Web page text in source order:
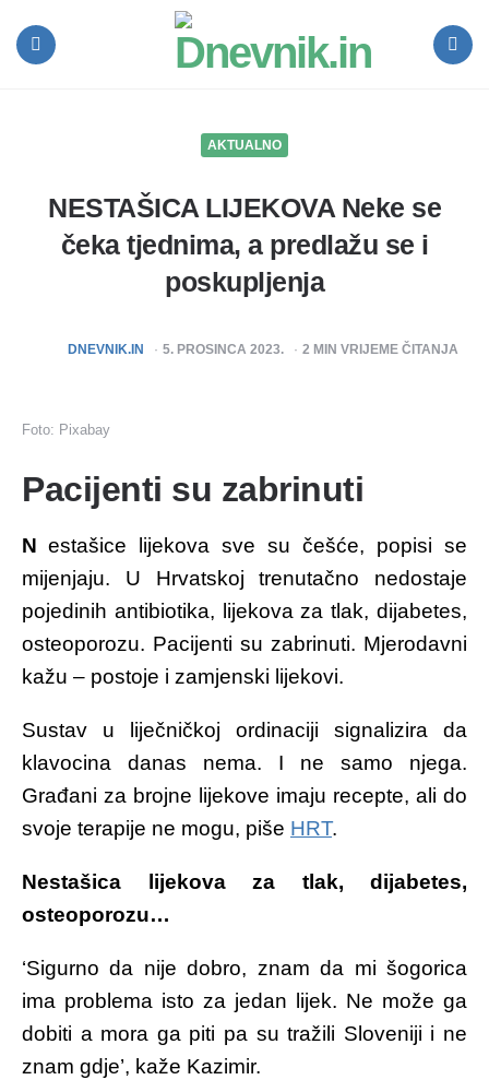
Dnevnik.in
Foto: Pixabay
AKTUALNO
NESTAŠICA LIJEKOVA Neke se
čeka tjednima, a predlažu se i
poskupljenja
POSTED
DNEVNIK.IN 5. PROSINCA 2023. 2 MIN VRIJEME ČITANJA
Pacijenti su zabrinuti
Nestašice lijekova sve su češće, popisi se
mijenjaju. U Hrvatskoj trenutačno nedostaje
pojedinih antibiotika, lijekova za tlak, dijabetes,
osteoporozu. Pacijenti su zabrinuti. Mjerodavni
kažu – postoje i zamjenski lijekovi.
Sustav u liječničkoj ordinaciji signalizira da
klavocina danas nema. I ne samo njega.
Građani za brojne lijekove imaju recepte, ali do
svoje terapije ne mogu, piše HRT.
Nestašica lijekova za tlak, dijabetes,
osteoporozu…
‘Sigurno da nije dobro, znam da mi šogorica
ima problema isto za jedan lijek. Ne može ga
dobiti a mora ga piti pa su tražili Sloveniji i ne
znam gdje’, kaže Kazimir.